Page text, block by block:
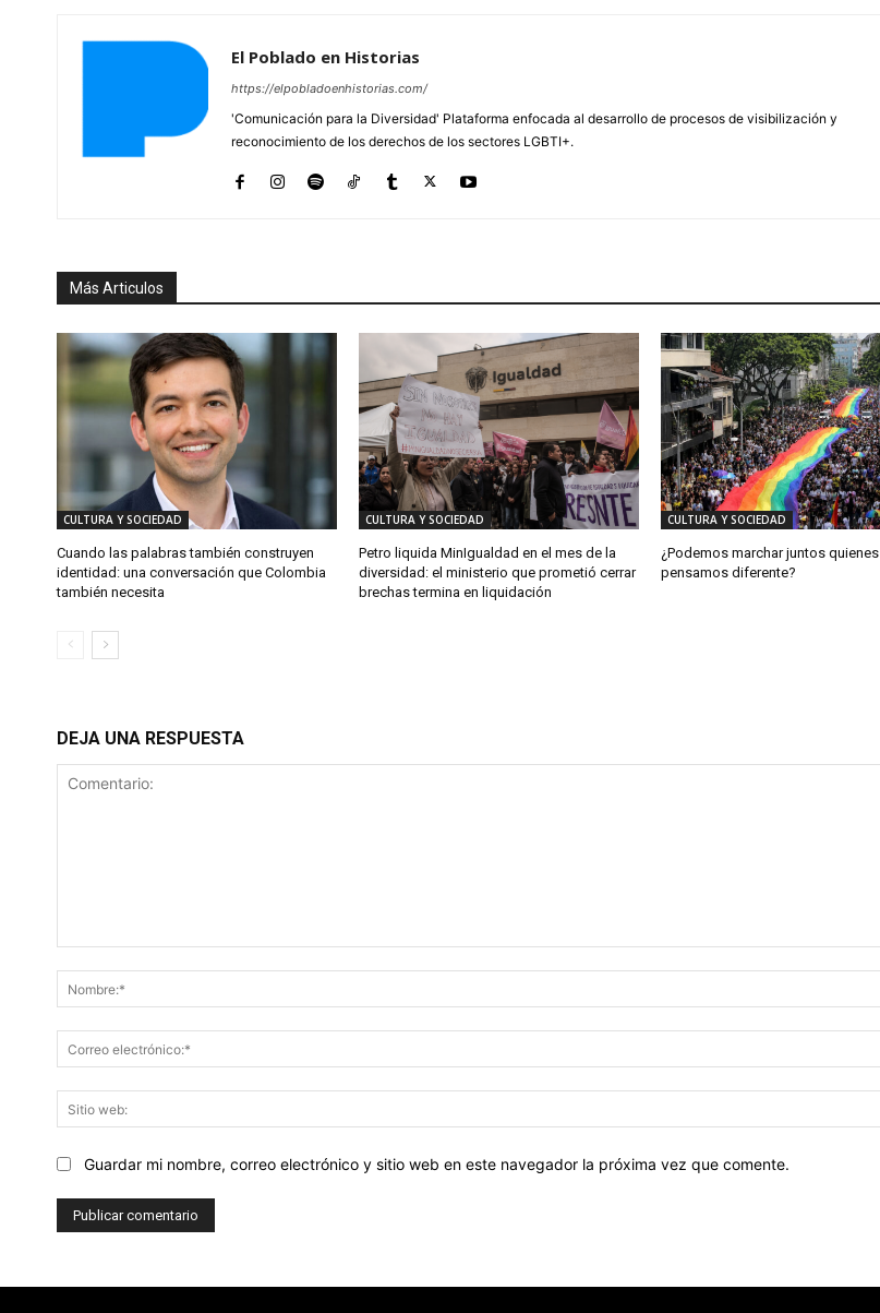
El Poblado en Historias
https://elpobladoenhistorias.com/
'Comunicación para la Diversidad' Plataforma enfocada al desarrollo de procesos de visibilización y
reconocimiento de los derechos de los sectores LGBTI+.
Más Articulos
CULTURA Y SOCIEDAD
Cuando las palabras también construyen
identidad: una conversación que Colombia
también necesita
CULTURA Y SOCIEDAD
Petro liquida MinIgualdad en el mes de la
diversidad: el ministerio que prometió cerrar
brechas termina en liquidación
CULTURA Y SOCIEDAD
¿Podemos marchar juntos quienes
pensamos diferente?
DEJA UNA RESPUESTA
Guardar mi nombre, correo electrónico y sitio web en este navegador la próxima vez que comente.